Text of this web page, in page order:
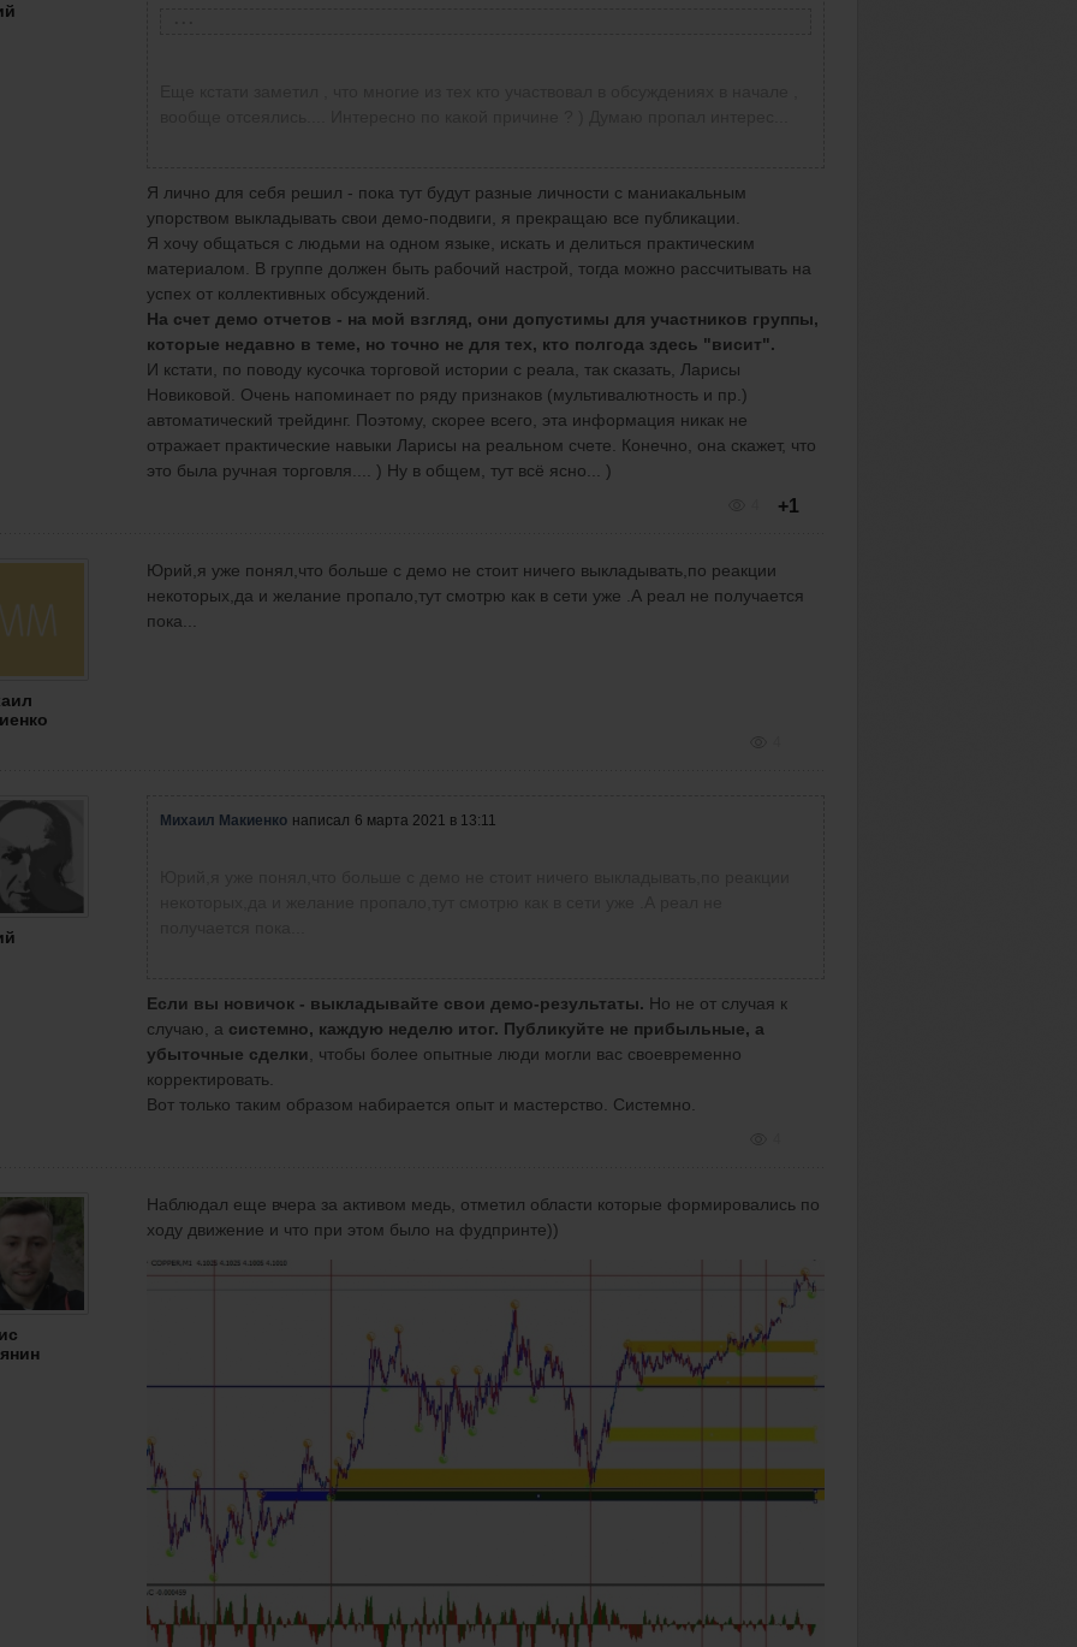
+39
Пока меня не было тоже были хорошие моменты ( один из них)
Я лично для себя решил - пока тут будут разные личности с маниакальным
упорством выкладывать свои демо-подвиги, я прекращаю все публикации.
Я хочу общаться с людьми на одном языке, искать и делиться практическим
материалом. В группе должен быть рабочий настрой, тогда можно рассчитывать на
успех от коллективных обсуждений.
На счет демо отчетов - на мой взгляд, они допустимы для участников группы,
которые недавно в теме, но точно не для тех, кто полгода здесь "висит".
И кстати, по поводу кусочка торговой истории с реала, так сказать, Ларисы
Новиковой. Очень напоминает по ряду признаков (мультивалютность и пр.)
автоматический трейдинг. Поэтому, скорее всего, эта информация никак не
отражает практические навыки Ларисы на реальном счете. Конечно, она скажет, что
это была ручная торговля.... ) Ну в общем, тут всё ясно... )
+1
Юрий,я уже понял,что больше с демо не стоит ничего выкладывать,по реакции
некоторых,да и желание пропало,тут смотрю как в сети уже .А реал не получается
пока...
Михаил Макиенко написал 6 марта 2021 в 13:11
Если вы новичок - выкладывайте свои демо-результаты. Но не от случая к
случаю, а системно, каждую неделю итог. Публикуйте не прибыльные, а
убыточные сделки, чтобы более опытные люди могли вас своевременно
корректировать.
Вот только таким образом набирается опыт и мастерство. Системно.
Наблюдал еще вчера за активом медь, отметил области которые формировались по
ходу движение и что при этом было на фудпринте))